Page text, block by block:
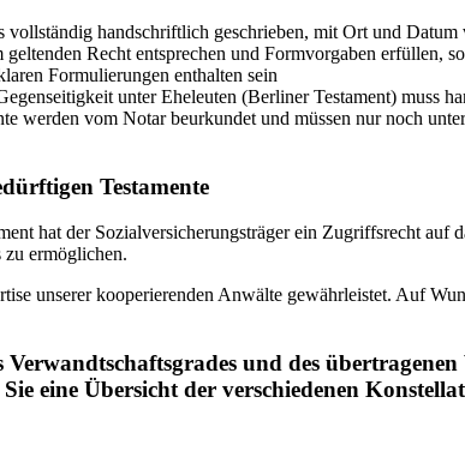
vollständig handschriftlich geschrieben, mit Ort und
geltenden Recht entsprechen und Formvorgaben erfüllen,
Formulierungen enthalten sein
unter Eheleuten (Berliner Testament) muss
werden vom Notar beurkundet und müssen nur noch
Testamente
hat der Sozialversicherungsträger ein Zugriffsrecht
ermöglichen.
unserer kooperierenden Anwälte gewährleistet. Auf
und des
eine Übersicht der verschiedenen